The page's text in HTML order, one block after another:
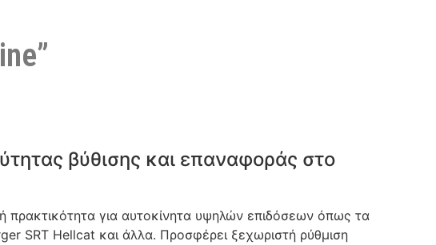
βύθισης και επαναφοράς στο
πρακτικότητα για αυτοκίνητα υψηλών επιδόσεων όπως τα
SRT Hellcat και άλλα. Προσφέρει ξεχωριστή ρύθμιση